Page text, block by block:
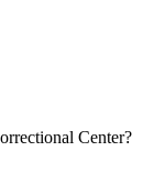
Center?